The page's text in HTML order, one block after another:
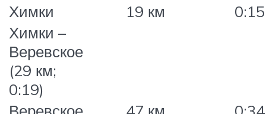
Химки
19 км
0:15
Химки –
Веревское
(29 км;
0:19)